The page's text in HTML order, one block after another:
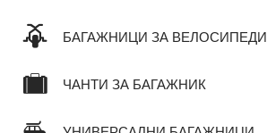
БАГАЖНИЦИ ЗА ВЕЛОСИПЕДИ
ЧАНТИ ЗА БАГАЖНИК